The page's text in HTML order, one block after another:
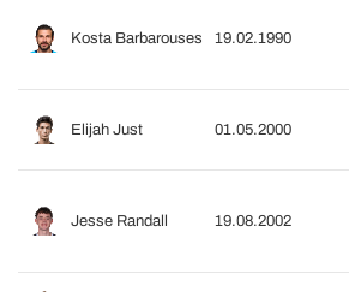
Kosta Barbarouses 19.02.1990
Elijah Just 01.05.2000
Jesse Randall 19.08.2002